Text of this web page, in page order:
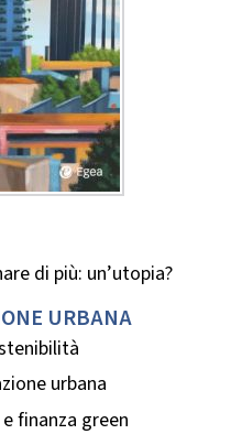
di più: un’utopia?
URBANA
urbana
finanza green